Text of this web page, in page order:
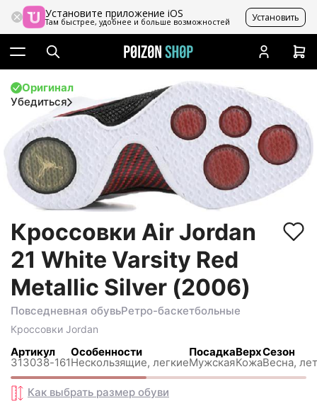
Установите приложение iOS
Там быстрее, удобнее и больше возможностей Установить
Оригинал
Убедиться
Кроссовки Air Jordan
21 White Varsity Red
Metallic Silver (2006)
Повседневная обувьРетро-баскетбольные
Кроссовки Jordan
Артикул
313038-161
Особенности
Нескользящиe, легкие
Посадка
Мужская
Верх
Кожа
Сезон
Весна,
Как выбрать размер обуви